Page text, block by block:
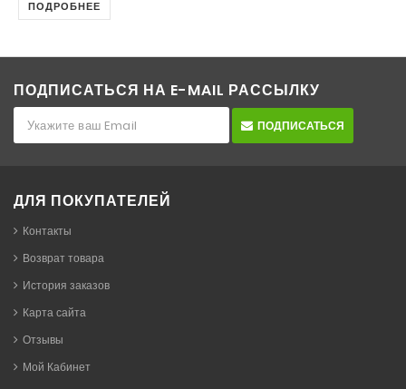
ПОДРОБНЕЕ
ПОДПИСАТЬСЯ НА E-MAIL РАССЫЛКУ
ПОДПИСАТЬСЯ
ДЛЯ ПОКУПАТЕЛЕЙ
Контакты
Возврат товара
История заказов
Карта сайта
Отзывы
Мой Кабинет